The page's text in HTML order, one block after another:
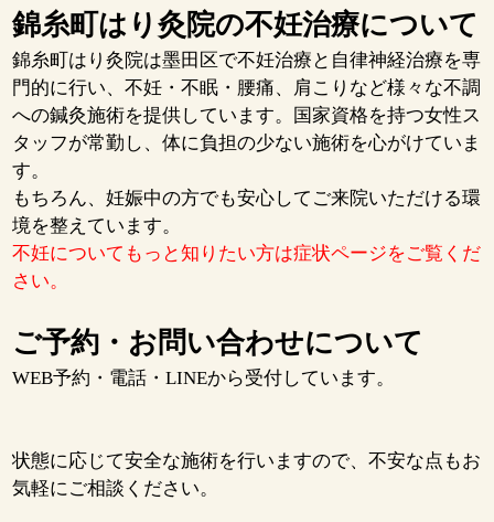
錦糸町はり灸院の不妊治療について
錦糸町はり灸院は墨田区で不妊治療と自律神経治療を専
門的に行い、不妊・不眠・腰痛、肩こりなど様々な不調
への鍼灸施術を提供しています。国家資格を持つ女性ス
タッフが常勤し、体に負担の少ない施術を心がけていま
す。
もちろん、妊娠中の方でも安心してご来院いただける環
境を整えています。
不妊についてもっと知りたい方は症状ページをご覧くだ
さい。
ご予約・お問い合わせについて
WEB予約・電話・LINEから受付しています。
状態に応じて安全な施術を行いますので、不安な点もお
気軽にご相談ください。